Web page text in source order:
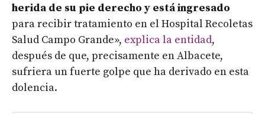
herida de su pie derecho y está ingresado
para recibir tratamiento en el Hospital Recoletas
Salud Campo Grande», explica la entidad,
después de que, precisamente en Albacete,
sufriera un fuerte golpe que ha derivado en esta
dolencia.